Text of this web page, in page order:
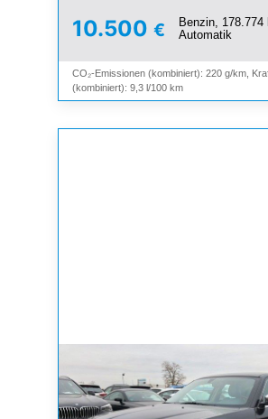
10.500 €
Benzin, 178.774
Automatik
CO₂-Emissionen (kombiniert): 220 g/km,
(kombiniert): 9,3 l/100 km